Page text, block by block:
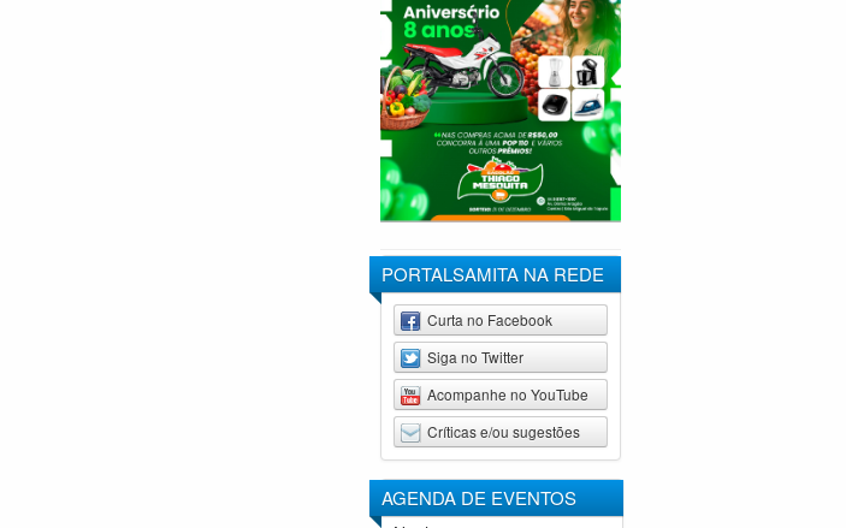
PORTALSAMITA NA REDE
Curta no Facebook
Siga no Twitter
Acompanhe no YouTube
Críticas e/ou sugestões
AGENDA DEEVENTOS